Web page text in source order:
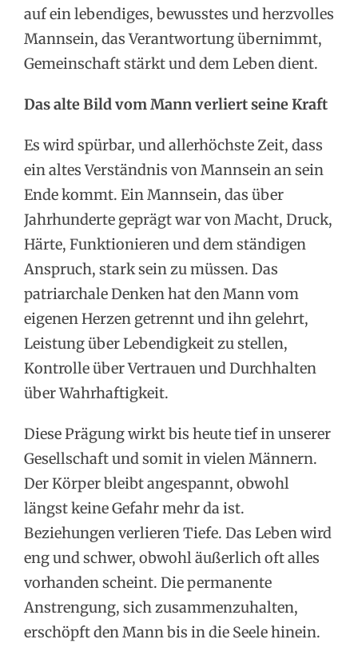
auf ein lebendiges, bewusstes und herzvolles
Mannsein, das Verantwortung übernimmt,
Gemeinschaft stärkt und dem Leben dient.
Das alte Bild vom Mann verliert seine Kraft
Es wird spürbar, und allerhöchste Zeit, dass
ein altes Verständnis von Mannsein an sein
Ende kommt. Ein Mannsein, das über
Jahrhunderte geprägt war von Macht, Druck,
Härte, Funktionieren und dem ständigen
Anspruch, stark sein zu müssen. Das
patriarchale Denken hat den Mann vom
eigenen Herzen getrennt und ihn gelehrt,
Leistung über Lebendigkeit zu stellen,
Kontrolle über Vertrauen und Durchhalten
über Wahrhaftigkeit.
Diese Prägung wirkt bis heute tief in unserer
Gesellschaft und somit in vielen Männern.
Der Körper bleibt angespannt, obwohl
längst keine Gefahr mehr da ist.
Beziehungen verlieren Tiefe. Das Leben wird
eng und schwer, obwohl äußerlich oft alles
vorhanden scheint. Die permanente
Anstrengung, sich zusammenzuhalten,
erschöpft den Mann bis in die Seele hinein.